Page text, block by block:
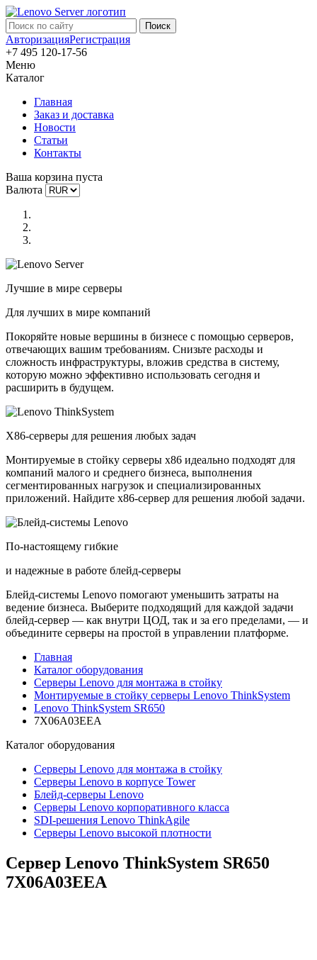
АвторизацияРегистрация
+7 495 120-17-56
Меню
Каталог
Главная
Заказ и доставка
Новости
Статьи
Контакты
Ваша корзина пуста
Валюта
Лучшие в мире серверы
Для лучших в мире компаний
Покоряйте новые вершины в бизнесе с помощью серверов,
отвечающих вашим требованиям. Снизьте расходы и
сложность инфраструктуры, вложив средства в систему,
которую можно эффективно использовать сегодня и
расширить в будущем.
X86-серверы для решения любых задач
Монтируемые в стойку серверы x86 идеально подходят для
компаний малого и среднего бизнеса, выполнения
сегментированных нагрузок и специализированных
приложений. Найдите x86-сервер для решения любой задачи.
По-настоящему гибкие
и надежные в работе блейд-серверы
Блейд-системы Lenovo помогают уменьшить затраты на
ведение бизнеса. Выберите подходящий для каждой задачи
блейд-сервер — как внутри ЦОД, так и за его пределами, — и
объедините серверы на простой в управлении платформе.
Главная
Каталог оборудования
Серверы Lenovo для монтажа в стойку
Монтируемые в стойку серверы Lenovo ThinkSystem
Lenovo ThinkSystem SR650
7X06A03EEA
Каталог оборудования
Серверы Lenovo для монтажа в стойку
Серверы Lenovo в корпусе Tower
Блейд-серверы Lenovo
Cерверы Lenovo корпоративного класса
SDI-решения Lenovo ThinkAgile
Серверы Lenovo высокой плотности
Сервер Lenovo ThinkSystem SR650
7X06A03EEA